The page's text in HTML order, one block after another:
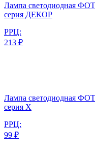
Лампа светодиодная
серия ДЕКОР
РРЦ:
213 ₽
Лампа светодиодная
серия Х
РРЦ:
99 ₽